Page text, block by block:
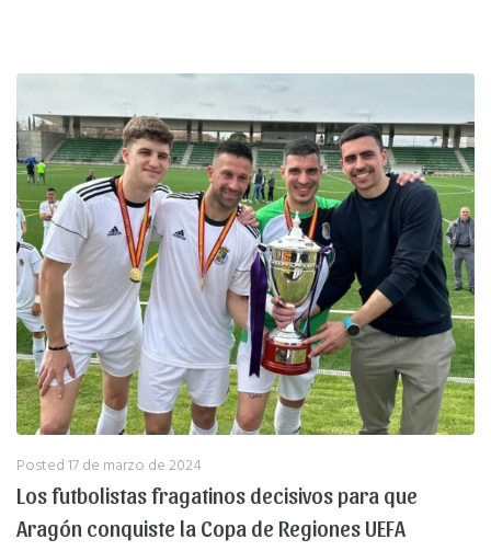
Posted17 de marzo de 2024
Los futbolistas fragatinos decisivos para que
Aragón conquiste la Copa de Regiones UEFA